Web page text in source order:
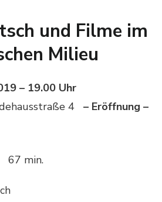
und Filme im
Milieu
– 19.00 Uhr
4
– Eröffnung –
67 min.